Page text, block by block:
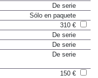
De serie
Sólo en paquete
310 €
De serie
De serie
De serie
150 €